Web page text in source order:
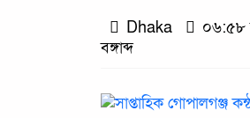
Dhaka
০৬:৫৮
বঙ্গাব্দ